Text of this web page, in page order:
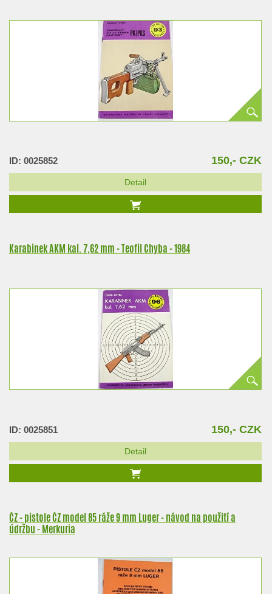
ID: 0025852 150,- CZK
Detail
Karabinek AKM kal. 7,62 mm - Teofil Chyba - 1984
ID: 0025851 150,- CZK
Detail
ČZ - pistole ČZ model 85 ráže 9 mm Luger - návod na použití a
údržbu - Merkuria